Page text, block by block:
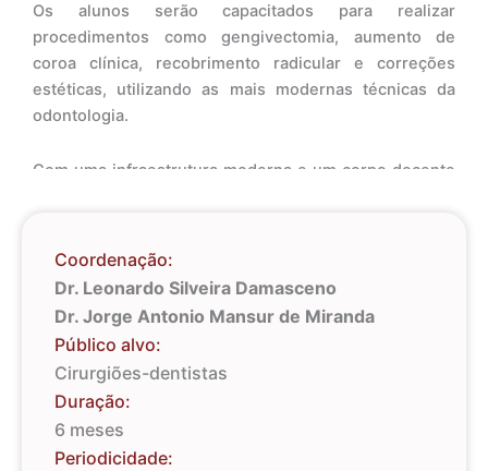
Os alunos serão capacitados para realizar
procedimentos como gengivectomia, aumento de
coroa clínica, recobrimento radicular e correções
estéticas, utilizando as mais modernas técnicas da
odontologia.
Com uma infraestrutura moderna e um corpo docente
acesso a laboratórios equipados e atendimentos
clínicos supervisionados, permitindo o
desenvolvimento de competências essenciais para o
mercado odontológico.
Coordenação:
Dr. Leonardo Silveira Damasceno
Dr. Jorge Antonio Mansur de Miranda
Público alvo:
Cirurgiões-dentistas
Duração:
6 meses
Periodicidade: